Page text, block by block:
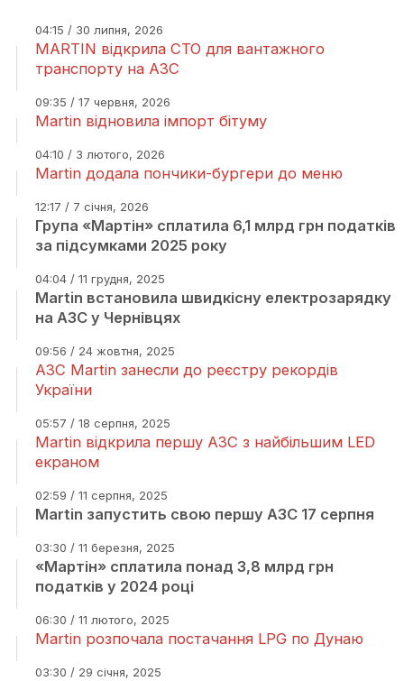
04:15 / 30 липня, 2026
MARTIN відкрила СТО для вантажного
транспорту на АЗС
09:35 / 17 червня, 2026
Martin відновила імпорт бітуму
04:10 / 3 лютого, 2026
Martin додала пончики-бургери до меню
12:17 / 7 січня, 2026
Група «Мартін» сплатила 6,1 млрд грн податків
за підсумками 2025 року
04:04 / 11 грудня, 2025
Martin встановила швидкісну електрозарядку
на АЗС у Чернівцях
09:56 / 24 жовтня, 2025
АЗС Martin занесли до реєстру рекордів
України
05:57 / 18 серпня, 2025
Martin відкрила першу АЗС з найбільшим LED
екраном
02:59 / 11 серпня, 2025
Martin запустить свою першу АЗС 17 серпня
03:30 / 11 березня, 2025
«Мартін» сплатила понад 3,8 млрд грн
податків у 2024 році
06:30 / 11 лютого, 2025
Martin розпочала постачання LPG по Дунаю
03:30 / 29 січня, 2025